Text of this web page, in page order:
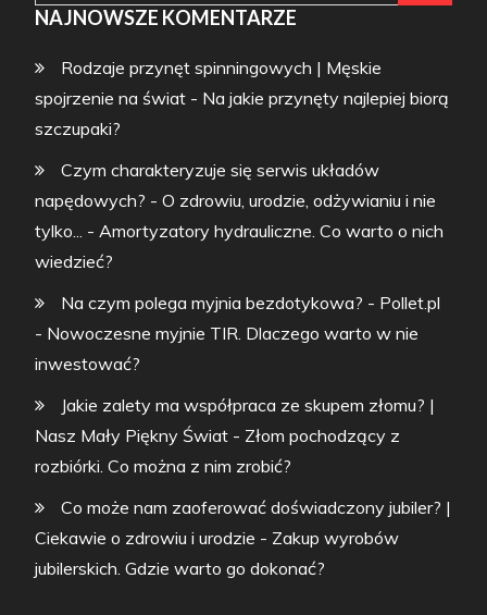
NAJNOWSZE KOMENTARZE
Rodzaje przynęt spinningowych | Męskie
spojrzenie na świat - Na jakie przynęty najlepiej biorą
szczupaki?
Czym charakteryzuje się serwis układów
napędowych? - O zdrowiu, urodzie, odżywianiu i nie
tylko...
- Amortyzatory hydrauliczne. Co warto o nich
wiedzieć?
Na czym polega myjnia bezdotykowa? - Pollet.pl
- Nowoczesne myjnie TIR. Dlaczego warto w nie
inwestować?
Jakie zalety ma współpraca ze skupem złomu? |
Nasz Mały Piękny Świat - Złom pochodzący z
rozbiórki. Co można z nim zrobić?
Co może nam zaoferować doświadczony jubiler? |
Ciekawie o zdrowiu i urodzie - Zakup wyrobów
jubilerskich. Gdzie warto go dokonać?